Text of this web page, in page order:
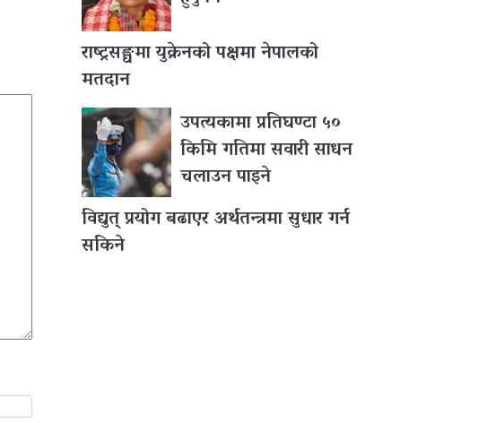
राष्ट्रसङ्घमा युक्रेनको पक्षमा नेपालको
मतदान
उपत्यकामा प्रतिघण्टा ५०
किमि गतिमा सवारी साधन
चलाउन पाइने
विद्युत् प्रयोग बढाएर अर्थतन्त्रमा सुधार गर्न
सकिने